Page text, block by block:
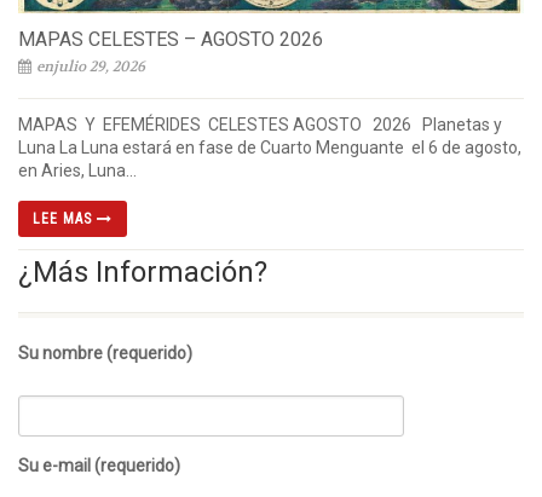
MAPAS CELESTES – AGOSTO 2026
enjulio 29, 2026
MAPAS Y EFEMÉRIDES CELESTES AGOSTO 2026 Planetas y
Luna La Luna estará en fase de Cuarto Menguante el 6 de agosto,
en Aries, Luna...
LEE MAS
¿Más Información?
Su nombre (requerido)
Su e-mail (requerido)